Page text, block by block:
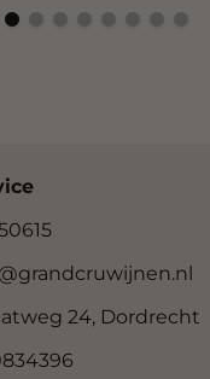
24, Dordrecht